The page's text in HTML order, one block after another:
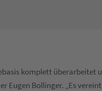
komplett überarbeitet
Bollinger. „Es